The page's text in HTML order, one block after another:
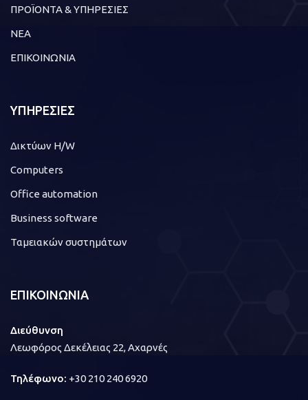
ΠΡΟΪΟΝΤΑ & ΥΠΗΡΕΣΙΕΣ
ΝΕΑ
ΕΠΙΚΟΙΝΩΝΙΑ
ΥΠΗΡΕΣΙΕΣ
Δικτύων H/W
Computers
Office automation
Business software
Ταμειακών συστημάτων
ΕΠΙΚΟΙΝΩΝΙΑ
Διεύθυνση
Λεωφόρος Δεκέλειας 22, Αχαρνές
Τηλέφωνο: +30 210 240 6920